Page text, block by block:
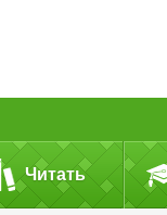
Читать